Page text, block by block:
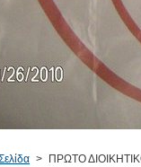
> ΠΡΩΤΟ